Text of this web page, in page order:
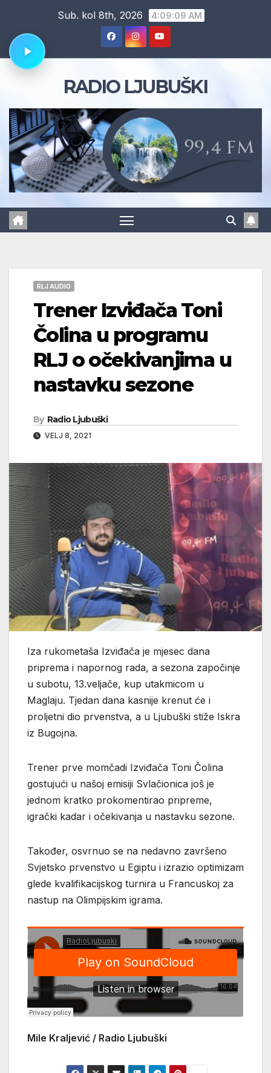
content
Sub. kol 8th, 2026 4:09:10 AM
RADIO LJUBUŠKI
RLJ AUDIO
Trener Izviđača Toni
Čolina u programu
RLJ o očekivanjima u
nastavku sezone
By Radio Ljubuški
VELJ 8, 2021
Iza rukometaša Izviđača je mjesec dana
priprema i napornog rada, a sezona započinje
u subotu, 13.veljače, kup utakmicom u
Maglaju. Tjedan dana kasnije krenut će i
proljetni dio prvenstva, a u Ljubuški stiže Iskra
iz Bugojna.
Trener prve momčadi Izviđača Toni Čolina
gostujući u našoj emisiji Svlačionica još je
jednom kratko prokomentirao pripreme,
igrački kadar i očekivanja u nastavku sezone.
Također, osvrnuo se na nedavno završeno
Svjetsko prvenstvo u Egiptu i izrazio optimizam
glede kvalifikacijskog turnira u Francuskoj za
nastup na Olimpijskim igrama.
Mile Kraljević / Radio Ljubuški